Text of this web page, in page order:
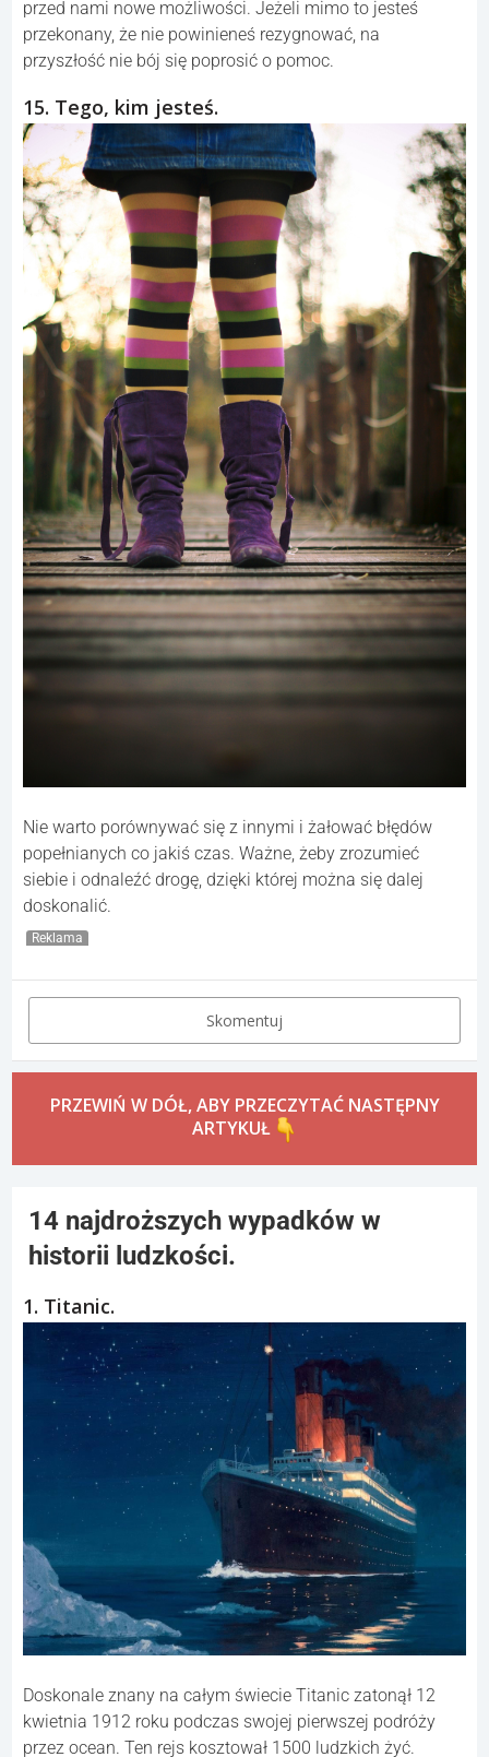
przed nami nowe możliwości. Jeżeli mimo to jesteś
przekonany, że nie powinieneś rezygnować, na
przyszłość nie bój się poprosić o pomoc.
15. Tego, kim jesteś.
Nie warto porównywać się z innymi i żałować błędów
popełnianych co jakiś czas. Ważne, żeby zrozumieć
siebie i odnaleźć drogę, dzięki której można się dalej
doskonalić.
Reklama
Skomentuj
PRZEWIŃ W DÓŁ, ABY PRZECZYTAĆ NASTĘPNY
ARTYKUŁ
14 najdroższych wypadków w
historii ludzkości.
1. Titanic.
Doskonale znany na całym świecie Titanic zatonął 12
kwietnia 1912 roku podczas swojej pierwszej podróży
przez ocean. Ten rejs kosztował 1500 ludzkich żyć.